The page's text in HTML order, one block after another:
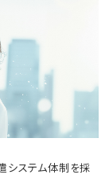
システム体制を採